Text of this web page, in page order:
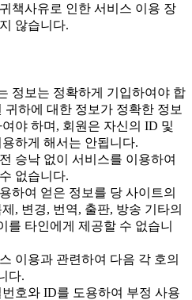
책사유로 인한 서비스 이용 장
않습니다.
정보는 정확하게 기입하여야 합
귀하에 대한 정보가 정확한 정보
야 하며, 회원은 자신의 ID 및
하게 해서는 안됩니다.
승낙 없이 서비스를 이용하여
없습니다.
하여 얻은 정보를 당 사이트의
, 변경, 번역, 출판, 방송 기타의
를 타인에게 제공할 수 없습니
이용과 관련하여 다음 각 호의
다.
호와 ID를 도용하여 부정 사용